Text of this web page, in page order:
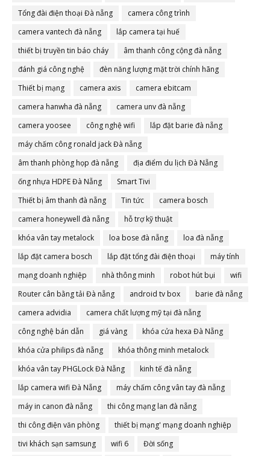
Tổng đài điện thoại Đà nẵng
camera công trình
camera vantech đà nẵng
lắp camera tại huế
thiết bị truyền tin báo cháy
âm thanh công cộng đà nẵng
đánh giá công nghệ
đèn năng lượng mặt trời chính hãng
Thiết bị mạng
camera axis
camera ebitcam
camera hanwha đà nẵng
camera unv đà nẵng
camera yoosee
công nghệ wifi
lắp đặt barie đà nẵng
máy chấm công ronald jack Đà nẵng
âm thanh phòng họp đà nẵng
địa điểm du lịch Đà Nẵng
ống nhựa HDPE Đà Nẵng
Smart Tivi
Thiết bị âm thanh đà nẵng
Tin tức
camera bosch
camera honeywell đà nẵng
hỗ trợ kỹ thuật
khóa vân tay metalock
loa bose đà nẵng
loa đà nẵng
lắp đặt camera bosch
lắp đặt tổng đài điện thoại
máy tính
mạng doanh nghiệp
nhà thông minh robot hút bụi
wifi
Router cân bằng tải Đà nẵng
android tv box
barie đà nẵng
camera advidia
camera chất lượng mỹ tại đà nẵng
công nghệ bán dẫn
giá vàng
khóa cửa hexa Đà Nẵng
khóa cửa philips đà nẵng
khóa thông minh metalock
khóa vân tay PHGLock Đà Nẵng
kinh tế đà nẵng
lắp camera wifi Đà Nẵng
máy chấm công vân tay đà nẵng
máy in canon đà nẵng
thi công mạng lan đà nẵng
thi công điện văn phòng
thiết bị mạng' mạng doanh nghiệp
tivi khách sạn samsung
wifi 6
Đời sống